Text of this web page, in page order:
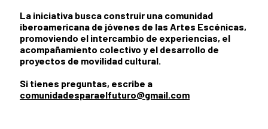
La iniciativa busca construir una comunidad
iberoamericana de jóvenes de las Artes Escénicas,
promoviendo el intercambio de experiencias, el
acompañamiento colectivo y el desarrollo de
proyectos de movilidad cultural.
Si tienes preguntas, escribe a
comunidadesparaelfuturo@gmail.com